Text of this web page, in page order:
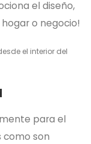
el diseño,
o negocio!
el interior del
para el
como son